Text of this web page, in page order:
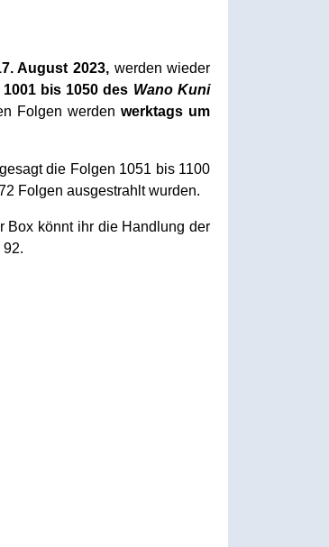
August 2023,werden wieder
bis 1050 des Wano Kuni
Folgen werdenwerktags um
die Folgen 1051 bis 1100
Folgen ausgestrahlt wurden.
Box könnt ihr die Handlung der
92.